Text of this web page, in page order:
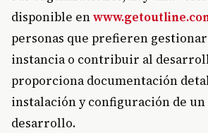
disponible en
personas que prefieren
instancia o contribuir al
proporciona documentación
instalación y configuración de
desarrollo.